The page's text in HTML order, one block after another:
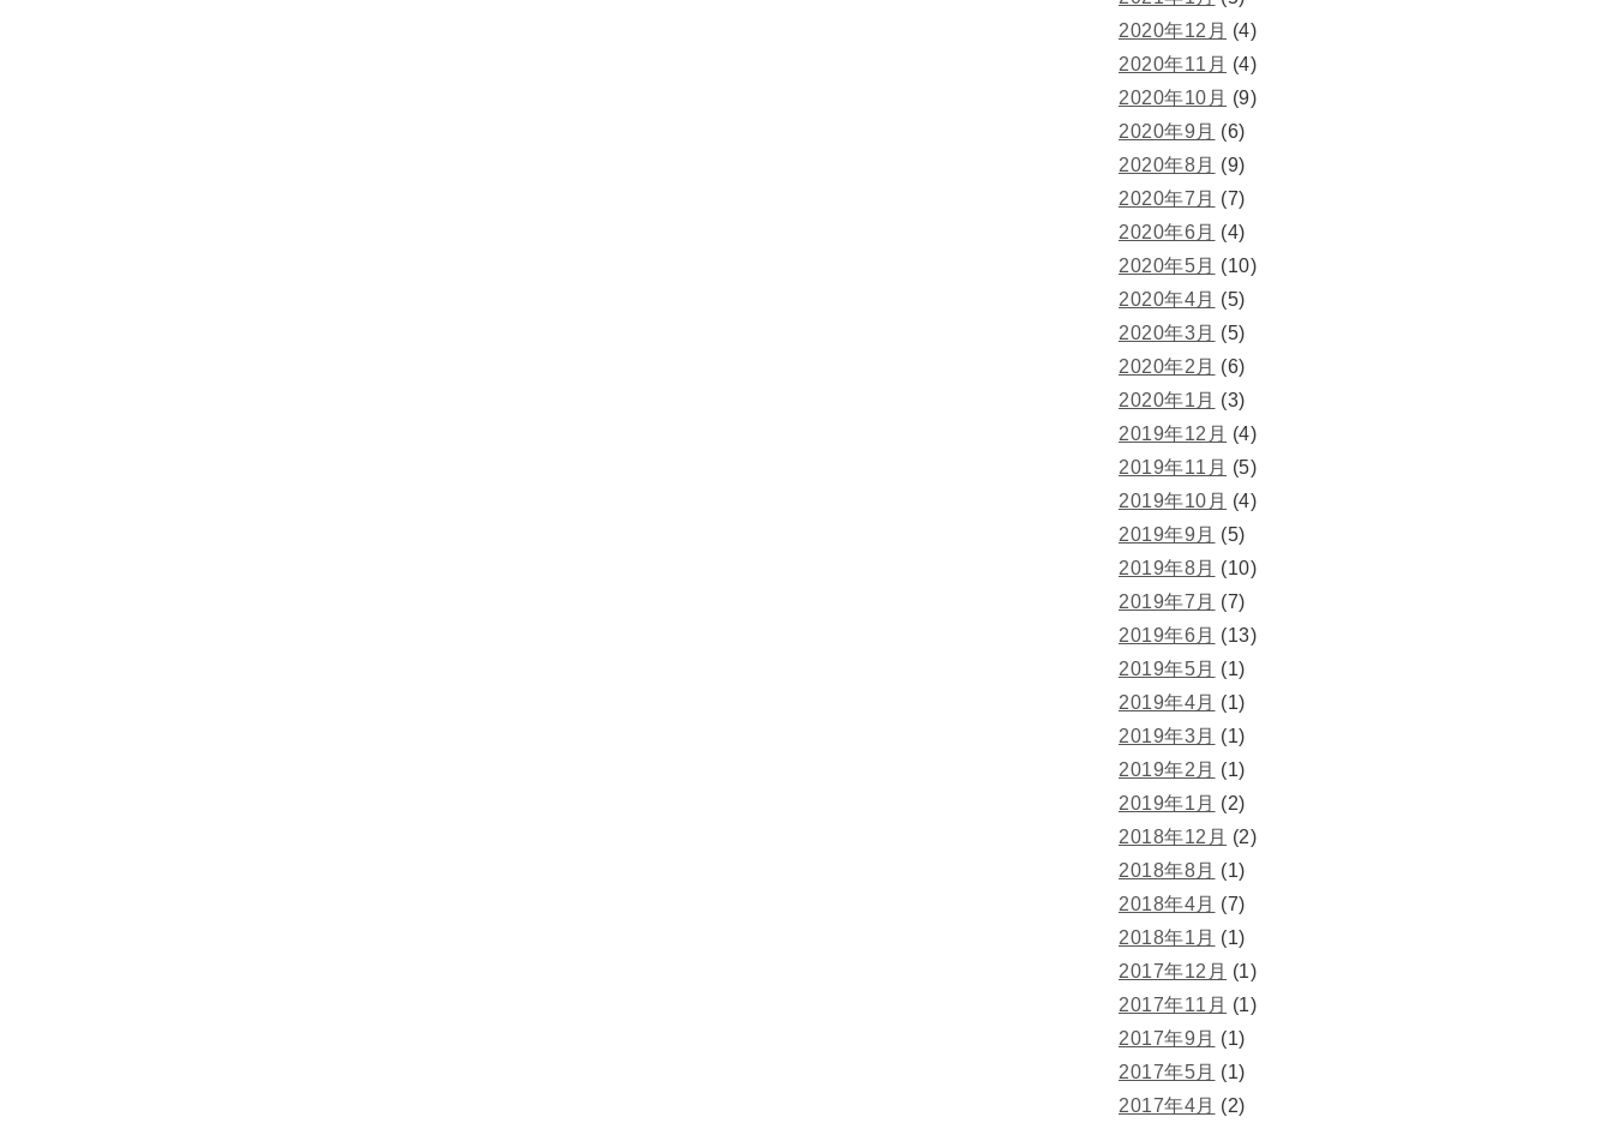
2020年12月 (4)
2020年11月 (4)
2020年10月 (9)
2020年9月 (6)
2020年8月 (9)
2020年7月 (7)
2020年6月 (4)
2020年5月 (10)
2020年4月 (5)
2020年3月 (5)
2020年2月 (6)
2020年1月 (3)
2019年12月 (4)
2019年11月 (5)
2019年10月 (4)
2019年9月 (5)
2019年8月 (10)
2019年7月 (7)
2019年6月 (13)
2019年5月 (1)
2019年4月 (1)
2019年3月 (1)
2019年2月 (1)
2019年1月 (2)
2018年12月 (2)
2018年8月 (1)
2018年4月 (7)
2018年1月 (1)
2017年12月 (1)
2017年11月 (1)
2017年9月 (1)
2017年5月 (1)
2017年4月 (2)